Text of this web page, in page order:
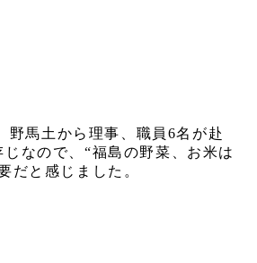
馬土から理事、職員6名が赴
なので、“福島の野菜、お米は
だと感じました。